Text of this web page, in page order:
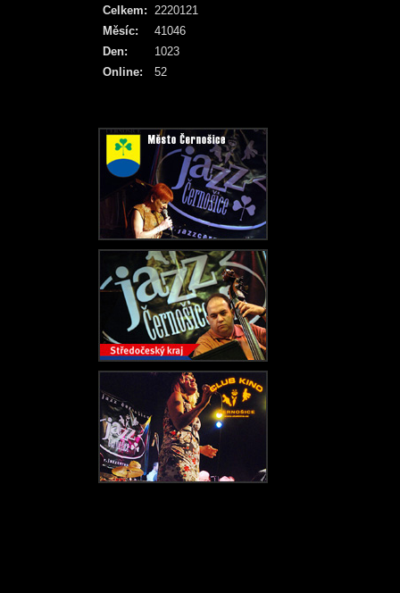
Online: 52
Celkem: 2220121
Měsíc:
41046
Den:
1023